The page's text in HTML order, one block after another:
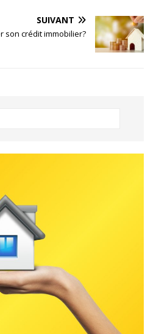
SUIVANT
son crédit immobilier?